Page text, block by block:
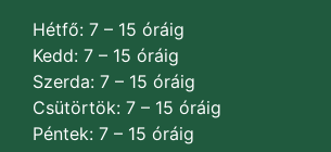
Hétfő: 7 – 15 óráig
Kedd: 7 – 15 óráig
Szerda: 7 – 15 óráig
Csütörtök: 7 – 15 óráig
Péntek: 7 – 15 óráig